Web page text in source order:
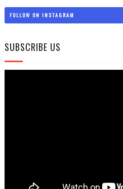
FOLLOW ON INSTAGRAM
SUBSCRIBE US